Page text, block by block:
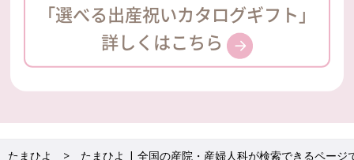
「選べる出産祝いカタログギフト」
詳しくはこちら
たまひよ たまひよ | 全国の産院・産婦人科が検索できるページ